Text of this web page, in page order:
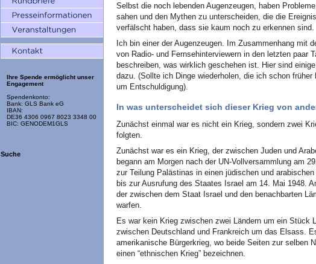
Ihre Spende ermöglicht unser
Engagement
Spendenkonto:
Bank: GLS Bank eG
IBAN:
DE36 4306 0967 8023 3348 00
BIC: GENODEM1GLS
Suche
Selbst die noch lebenden Augenzeugen, haben
sahen und den Mythen zu unterscheiden, die die
verfälscht haben, dass sie kaum noch zu erkennen sind.
Ich bin einer der Augenzeugen. Im Zusammenhang mit
von Radio- und Fernsehinterviewern in den letzten paar
beschreiben, was wirklich geschehen ist. Hier sind
dazu. (Sollte ich Dinge wiederholen, die ich schon
um Entschuldigung).
In was unterscheidet sich dieser Krieg von
Zunächst einmal war es nicht ein Krieg, sondern zwei
folgten.
Zunächst war es ein Krieg, der zwischen Juden und
begann am Morgen nach der UN-Vollversammlung am
zur Teilung Palästinas in einen jüdischen und
bis zur Ausrufung des Staates Israel am 14. Mai 1948.
der zwischen dem Staat Israel und den benachbarten
warfen.
Es war kein Krieg zwischen zwei Ländern um ein Stück
zwischen Deutschland und Frankreich um das Elsass.
amerikanische Bürgerkrieg, wo beide Seiten zur selben
einen “ethnischen Krieg” bezeichnen.